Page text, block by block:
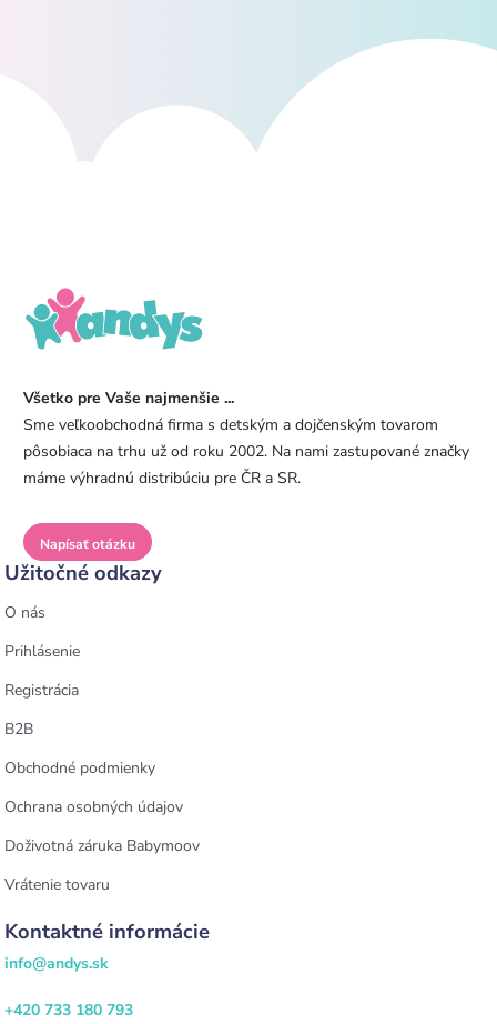
Všetko pre Vaše najmenšie ...
Sme veľkoobchodná firma s detským a dojčenským tovarom
pôsobiaca na trhu už od roku 2002. Na nami zastupované značky
máme výhradnú distribúciu pre ČR a SR.
Napísať otázku
Užitočné odkazy
O nás
Prihlásenie
Registrácia
B2B
Obchodné podmienky
Ochrana osobných údajov
Doživotná záruka Babymoov
Vrátenie tovaru
Kontaktné informácie
info@andys.sk
+420 733 180 793